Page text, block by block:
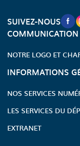
SUIVEZ-NOUS
NOTRE LOGO ET
INFORMATIONS
NOS SERVICES
LES SERVICES DU
EXTRANET